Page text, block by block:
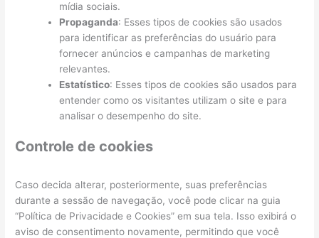
mídia sociais.
Propaganda: Esses tipos de cookies são usados
para identificar as preferências do usuário para
fornecer anúncios e campanhas de marketing
relevantes.
Estatístico: Esses tipos de cookies são usados para
entender como os visitantes utilizam o site e para
analisar o desempenho do site.
Controle de cookies
Caso decida alterar, posteriormente, suas preferências
durante a sessão de navegação, você pode clicar na guia
“Política de Privacidade e Cookies” em sua tela. Isso exibirá o
aviso de consentimento novamente, permitindo que você